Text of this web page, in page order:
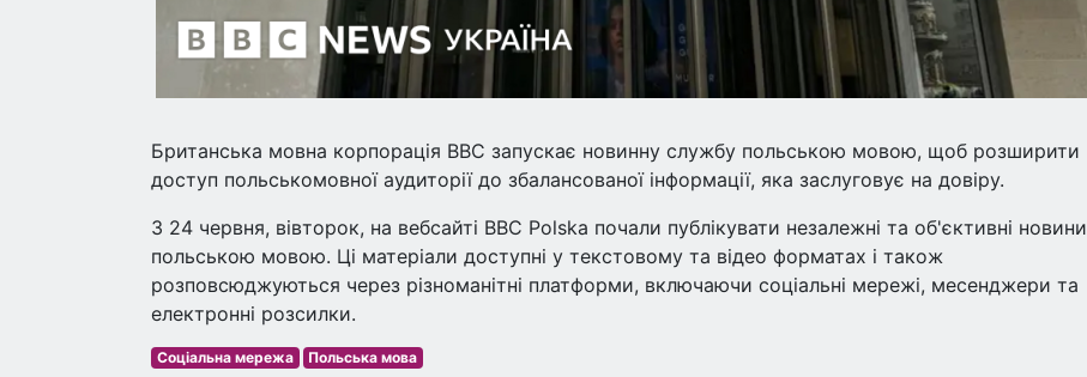
Британська мовна корпорація ВВС запускає новинну службу польською мовою, щоб розширити
доступ польськомовної аудиторії до збалансованої інформації, яка заслуговує на довіру.
З 24 червня, вівторок, на вебсайті BBC Polska почали публікувати незалежні та об'єктивні новини
польською мовою. Ці матеріали доступні у текстовому та відео форматах і також
розповсюджуються через різноманітні платформи, включаючи соціальні мережі, месенджери та
електронні розсилки.
Соціальна мережа Польська мова